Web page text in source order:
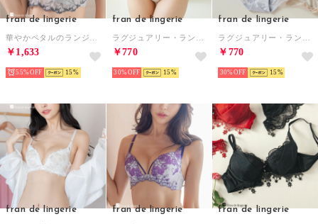
fran de lingerie
華やかペタルのランジェリーすっきりラインの谷間メイクブラ 「ワンダーリフトブラ001 ブラジャー（ワイヤー有り）」 ブラジャー （グレー）
￥1,633
55% 15
fran de lingerie
ラグジュアリー・ランジェリー劇的な付け心地＆バストメイクのブラとお揃いショーツ 「ドラマティカルブラ002 ショーツ」 ショーツ【返品不可商品】 （グレー）
￥770
30% 15
fran de lingerie
ラグジュアリー・ランジェリー劇的な付け心地＆バストメイクのブラとお揃いショーツ 「ドラマティカルブラ002 ショーツ」 ショーツ【返品不可商品】 （パープル）
￥770
30% 15
fran de lingerie fran de lingerie fran de lingerie